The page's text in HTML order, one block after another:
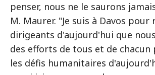
penser, nous ne le saurons
M. Maurer. "Je suis à Davos
dirigeants d'aujourd'hui que
des efforts de tous et de chacun
les défis humanitaires